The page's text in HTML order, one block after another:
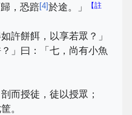
，恐踣[4]於途。」
【註
許餅餌，以享若眾？」
」曰：「七，尚有小魚
而授徒，徒以授眾；
。